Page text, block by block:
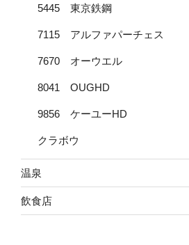
5445 東京鉄鋼
7115 アルファパーチェス
7670 オーウエル
8041 OUGHD
9856 ケーユーHD
クラボウ
温泉
飲食店